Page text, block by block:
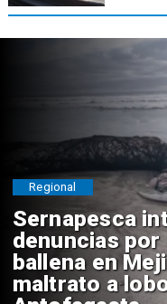
Sernapesca
denuncias
ballena en
maltrato a
Regional